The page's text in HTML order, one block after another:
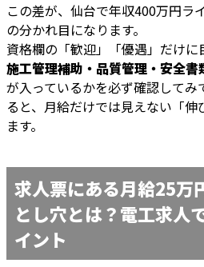
この差が、仙台で年収400万円ラ
の分かれ目になります。
資格欄の「歓迎」「優遇」だけ
施工管理補助・品質管理・安全書
が入っているかを必ず確認して
ると、月給だけでは見えない「
ます。
求人票にある月給25万
とし穴とは？電工求人
イント